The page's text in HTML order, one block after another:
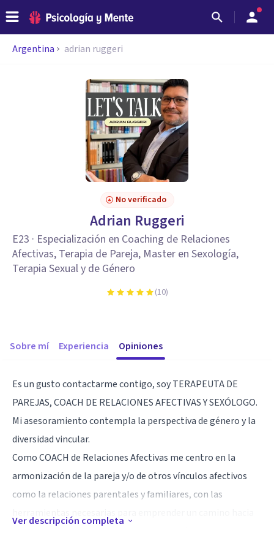
Argentina adrian ruggeri
No verificado
Adrian Ruggeri
E23 · Especialización en Coaching de Relaciones
Afectivas, Terapia de Pareja, Master en Sexología,
Terapia Sexual y de Género
(10)
Sobre mí Experiencia Opiniones
Es un gusto contactarme contigo, soy TERAPEUTA DE
PAREJAS, COACH DE RELACIONES AFECTIVAS Y SEXÓLOGO.
Mi asesoramiento contempla la perspectiva de género y la
diversidad vincular.
Como COACH de Relaciones Afectivas me centro en la
armonización de la pareja y/o de otros vínculos afectivos
como la relaciones parentales y familiares, con las
Ver descripción completa